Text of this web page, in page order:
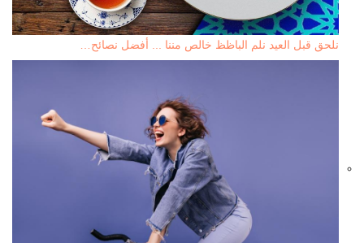
نلحق قبل العيد نلم الباظظ خالص مننا ... أفضل نصائح…